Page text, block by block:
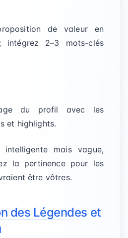
de valeur en
intégrez 2–3 mots-clés
du profil avec les
et highlights.
mais vague,
la pertinence pour les
être vôtres.
des Légendes et